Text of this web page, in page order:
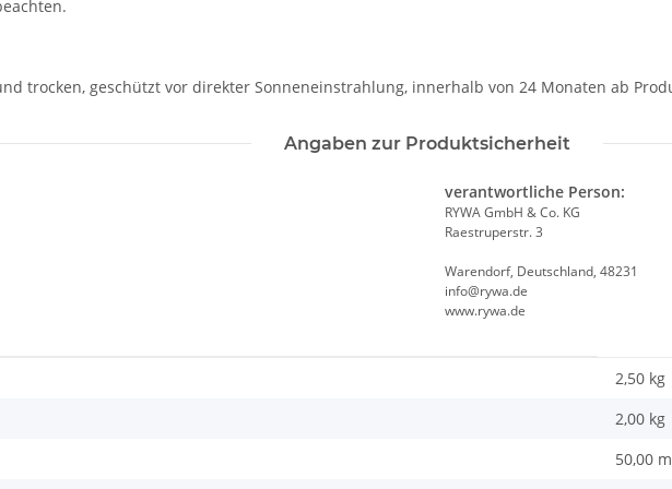
trocken, geschützt vor direkter Sonneneinstrahlung, innerhalb von 24 Monaten ab
Angaben zur Produktsicherheit
verantwortliche Person:
RYWA GmbH & Co. KG
Raestruperstr. 3
Warendorf, Deutschland, 48231
info@rywa.de
www.rywa.de
2,50 kg
2,00 kg
50,00 m